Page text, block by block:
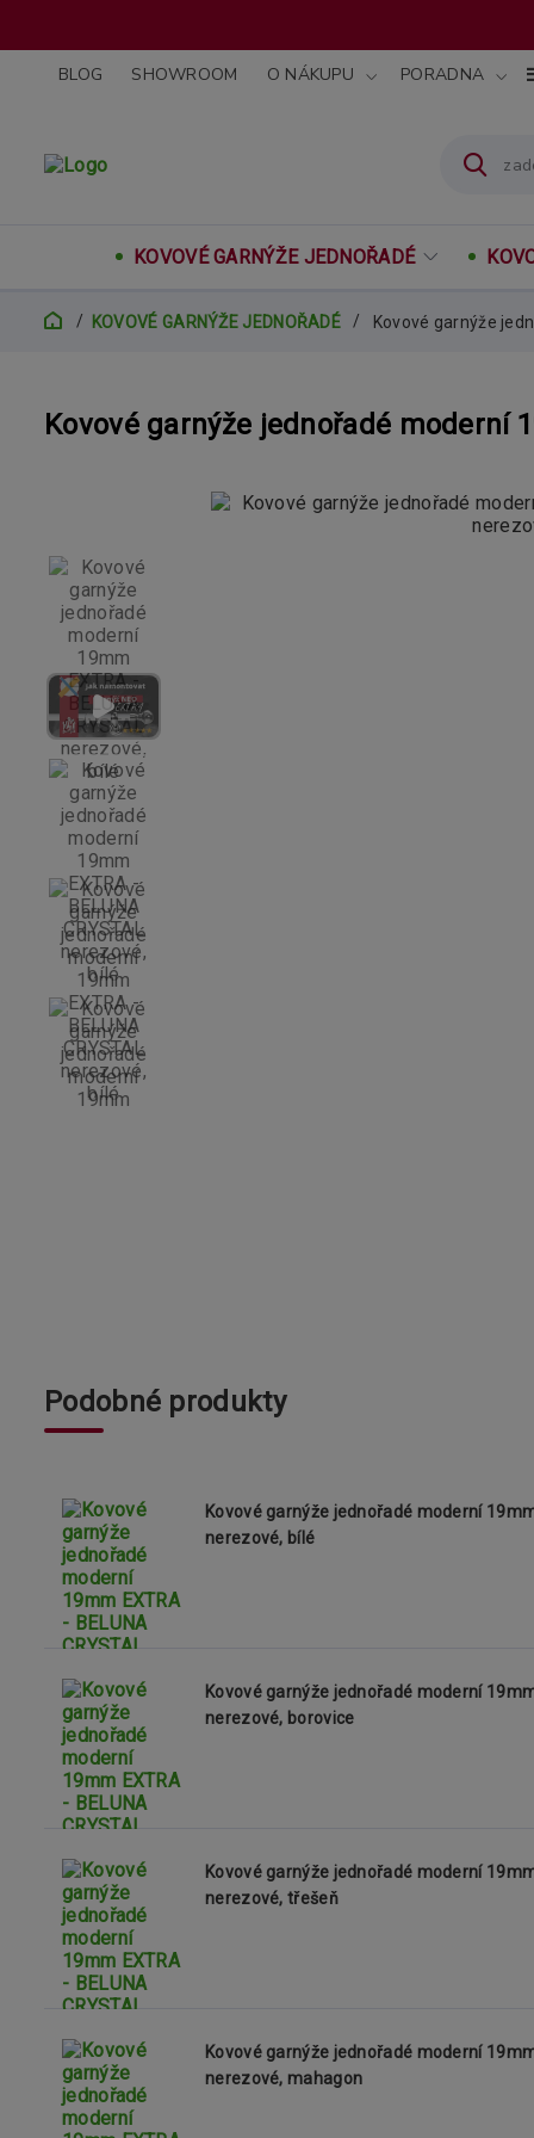
BLOG SHOWROOM O NÁKUPU PORADNA
KOVOVÉ GARNÝŽE JEDNOŘADÉ
KOVOVÉ GARNÝŽE JEDNOŘADÉ Kovové garnýže
Kovové garnýže jednořadé moderní
Podobné produkty
Kovové garnýže jednořadé moderní
nerezové, bílé
Kovové garnýže jednořadé moderní
nerezové, borovice
Kovové garnýže jednořadé moderní
nerezové, třešeň
Kovové garnýže jednořadé moderní
nerezové, mahagon